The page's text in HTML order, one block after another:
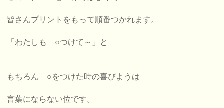
皆さんプリントをもって順番つかれます。
「わたしも ○つけて～」と
もちろん ○をつけた時の喜びようは
言葉にならない位です。